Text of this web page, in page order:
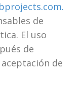
de
El uso
de
de